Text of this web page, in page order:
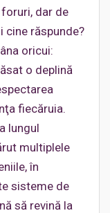
dar de
cine răspunde?
oricui:
o deplină
fiecăruia.
lungul
multiplele
în
sisteme de
să revină la